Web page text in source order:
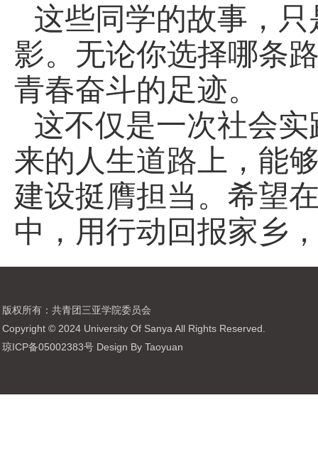
这些同学的故事，只
影。 无论你选择哪条
青春奋斗的足迹。
这不仅是一次社会
来的人生道路上，能
建设挺膺担当。希望
中，用行动回报家乡
版权所有：共青团三亚学院委员会
Copyright © 2024 University Of Sanya All Rights Reserved.
琼ICP备05002383号 Design By Taoyuan